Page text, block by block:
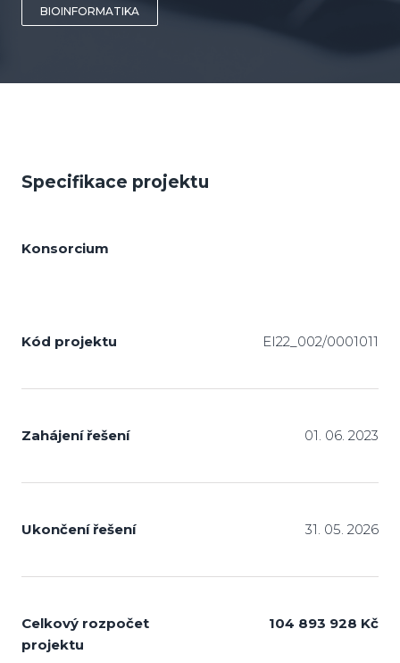
BIOINFORMATIKA
Specifikace projektu
Konsorcium
Kód projektu EI22_002/0001011
Zahájení řešení 01. 06. 2023
Ukončení řešení 31. 05. 2026
Celkový rozpočet
projektu
104 893 928 Kč